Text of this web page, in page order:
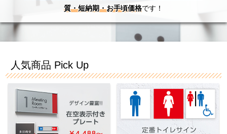
質・短納期・お手頃価格です！
人気商品 Pick Up